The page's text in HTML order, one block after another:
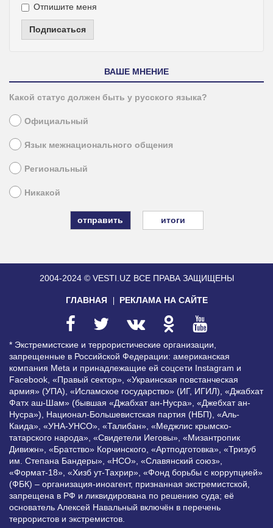
Отпишите меня
Подписаться
ВАШЕ МНЕНИЕ
Какой статус должен быть у русского языка?
Официальный
Язык межнационального общения
Региональный
Никакой
итоги
2004-2024 © VESTI.UZ ВСЕ ПРАВА ЗАЩИЩЕНЫ
ГЛАВНАЯ РЕКЛАМА НА САЙТЕ
* Экстремистские и террористические организации,
запрещенные в Российской Федерации: американская
компания Meta и принадлежащие ей соцсети Instagram и
Facebook, «Правый сектор», «Украинская повстанческая
армия» (УПА), «Исламское государство» (ИГ, ИГИЛ), «Джабхат
Фатх аш-Шам» (бывшая «Джабхат ан-Нусра», «Джебхат ан-
Нусра»), Национал-Большевистская партия (НБП), «Аль-
Каида», «УНА-УНСО», «Талибан», «Меджлис крымско-
татарского народа», «Свидетели Иеговы», «Мизантропик
Дивижн», «Братство» Корчинского, «Артподготовка», «Тризуб
им. Степана Бандеры», «НСО», «Славянский союз»,
«Формат-18», «Хизб ут-Тахрир», «Фонд борьбы с коррупцией»
(ФБК) – организация-иноагент, признанная экстремистской,
запрещена в РФ и ликвидирована по решению суда; её
основатель Алексей Навальный включён в перечень
террористов и экстремистов.